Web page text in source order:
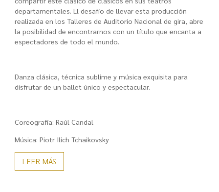
departamentales. El desafío de llevar esta producción
realizada en los Talleres de Auditorio Nacional de gira, abre
la posibilidad de encontrarnos con un título que encanta a
espectadores de todo el mundo.
Danza clásica, técnica sublime y música exquisita para
disfrutar de un ballet único y espectacular.
Coreografía: Raúl Candal
Música: Piotr Ilich Tchaikovsky
LEER MÁS